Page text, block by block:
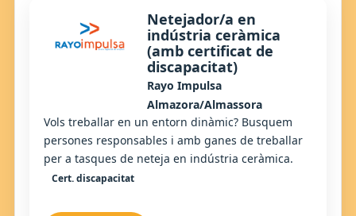
Netejador/a en
indústria ceràmica
(amb certificat de
discapacitat)
Rayo Impulsa
Almazora/Almassora
Vols treballar en un entorn dinàmic? Busquem
persones responsables i amb ganes de treballar
per a tasques de neteja en indústria ceràmica.
Cert. discapacitat